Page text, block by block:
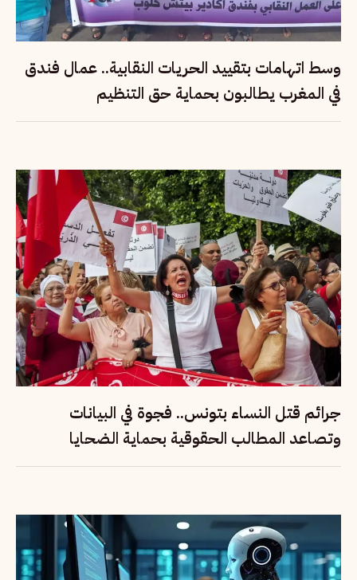
وسط اتهامات بتقييد الحريات النقابية.. عمال فندق
في المغرب يطالبون بحماية حق التنظيم
جرائم قتل النساء بتونس.. فجوة في البيانات
وتصاعد المطالب الحقوقية بحماية الضحايا